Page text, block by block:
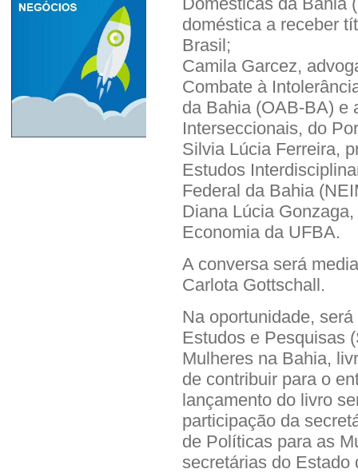
doméstica a receber
Brasil;
Camila Garcez,
Combate à
da Bahia (OAB-BA) e
Interseccionais, do
Silvia Lúcia Ferreira,
Estudos
Federal da Bahia
Diana Lúcia
Economia da UFBA.
A conversa será
Carlota Gottschall.
Na oportunidade,
Estudos e Pesquisas
Mulheres na Bahia,
de contribuir para o
lançamento do livro
participação da
de Políticas para as
secretárias do Estado